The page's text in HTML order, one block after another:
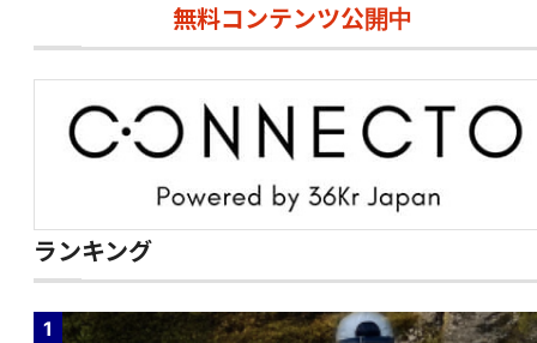
無料コンテンツ公開中
ランキング
1